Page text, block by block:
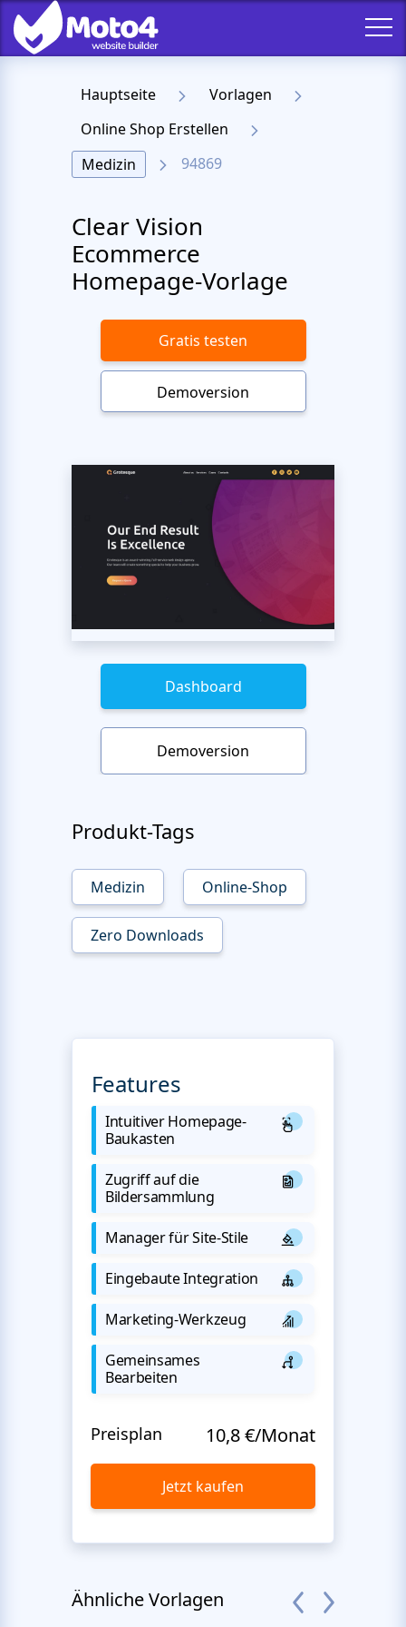
Hauptseite
Vorlagen
Online Shop Erstellen
Medizin
94869
Clear Vision
Ecommerce
Homepage-Vorlage
Gratis testen
Demoversion
Dashboard
Demoversion
Produkt-Tags
Medizin Online-Shop
Zero Downloads
Features
Intuitiver Homepage-
Baukasten
Zugriff auf die
Bildersammlung
Manager für Site-Stile
Eingebaute Integration
Marketing-Werkzeug
Gemeinsames
Bearbeiten
Preisplan 10,8 €/Monat
Jetzt kaufen
Ähnliche Vorlagen